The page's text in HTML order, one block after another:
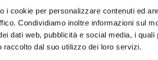
i cookie per personalizzare contenuti ed
Condividiamo inoltre informazioni sul
dati web, pubblicità e social media, i
raccolto dal suo utilizzo dei loro servizi.
accedendo al sito da Italia. Vuoi Bigiotteria